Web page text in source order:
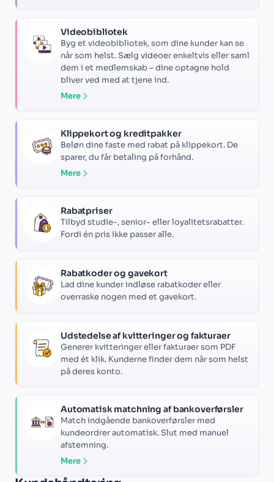
Videobibliotek
Byg et videobibliotek, som dine kunder kan se
når som helst. Sælg videoer enkeltvis eller saml
dem i et medlemskab – dine optagne hold
bliver ved med at tjene ind.
Mere
Klippekort og kreditpakker
Beløn dine faste med rabat på klippekort. De
sparer, du får betaling på forhånd.
Mere
Rabatpriser
Tilbyd studie-, senior- eller loyalitetsrabatter.
Fordi én pris ikke passer alle.
Rabatkoder og gavekort
Lad dine kunder indløse rabatkoder eller
overraske nogen med et gavekort.
Udstedelse af kvitteringer og fakturaer
Generer kvitteringer eller fakturaer som PDF
med ét klik. Kunderne finder dem når som helst
på deres konto.
Automatisk matchning af bankoverførsler
Match indgående bankoverførsler med
kundeordrer automatisk. Slut med manuel
afstemning.
Mere